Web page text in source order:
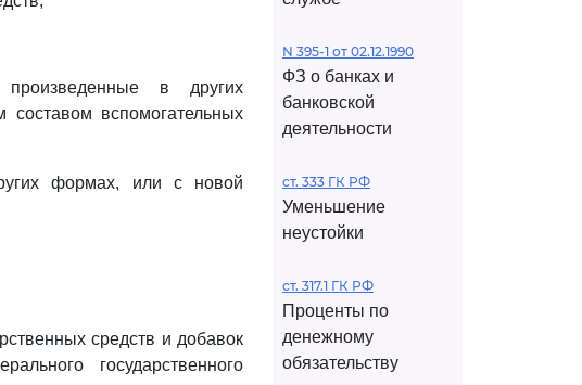
произведенные в других
вспомогательных
формах, или с новой
средств и добавок
государственного
N 395-1 от 02.12.1990
ФЗ о банках и
банковской
деятельности
ст. 333 ГК РФ
Уменьшение
неустойки
ст. 317.1 ГК РФ
Проценты по
денежному
обязательству